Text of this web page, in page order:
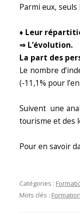
Parmi eux,
♦ Leur
⇒ L’évolution.
La part des
Le nombre
(-11,1% pour
Suivent une
tourisme et des
Pour en savoir
Catégories :
Mots clés :